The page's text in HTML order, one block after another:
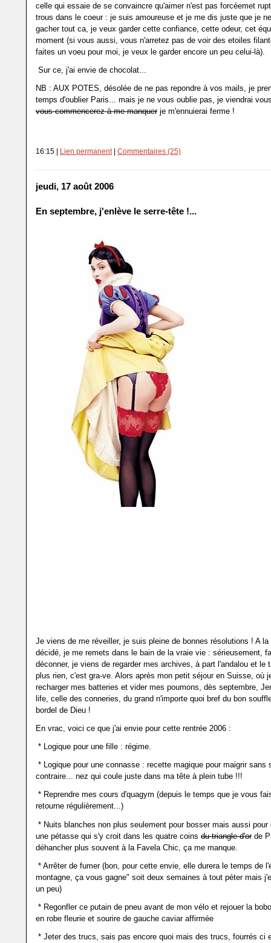
celle qui essaie de se convaincre qu'aimer n'est pas forcéemet
trous dans le coeur : je suis amoureuse et je me dis juste que je
gacher tout ca, je veux garder cette confiance, cette odeur, cet
moment (si vous aussi, vous n'arretez pas de voir des etoiles
faites un voeu pour moi, je veux le garder encore un peu celui-là).
Sur ce, j'ai envie de chocolat...
NB : AUX POTES, désolée de ne pas repondre à vos mails, je
temps d'oublier Paris... mais je ne vous oublie pas, je viendrai
vous commencerez à me manquerje m'ennuierai ferme !
16:15 | Lien permanent| Commentaires (25)
jeudi, 17 août 2006
En septembre, j'enlève le serre-tête !...
Je viens de me réveiller, je suis pleine de bonnes résolutions ! A
décidé, je me remets dans le bain de la vraie vie : sérieusement,
déconner, je viens de regarder mes archives, à part l'andalou et le
plus rien, c'est gra-ve. Alors après mon petit séjour en Suisse, où
recharger mes batteries et vider mes poumons, dès septembre,
life, celle des conneries, du grand n'importe quoi bref du bon
bordel de Dieu !
En vrac, voici ce que j'ai envie pour cette rentrée 2006 :
* Logique pour une fille : régime.
* Logique pour une connasse : recette magique pour maigrir sans
contraire... nez qui coule juste dans ma tête à plein tube !!!
* Reprendre mes cours d'quagym (depuis le temps que je vous
retourne régulièrement...)
* Nuits blanches non plus seulement pour bosser mais aussi pour
une pétasse qui s'y croit dans les quatre coins du triangle d'orde
déhancher plus souvent à la Favela Chic, ça me manque.
* Arrêter de fumer (bon, pour cette envie, elle durera le temps de
montagne, ça vous gagne" soit deux semaines à tout péter mais
un peu)
* Regonfler ce putain de pneu avant de mon vélo et rejouer la
en robe fleurie et sourire de gauche caviar affirmée
* Jeter des trucs, sais pas encore quoi mais des trucs, fourrés ci